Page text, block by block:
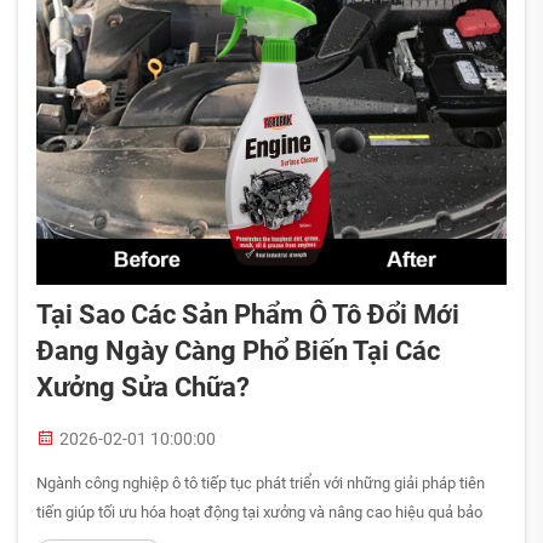
Tại Sao Các Sản Phẩm Ô Tô Đổi Mới
Đang Ngày Càng Phổ Biến Tại Các
Xưởng Sửa Chữa?
2026-02-01 10:00:00
Ngành công nghiệp ô tô tiếp tục phát triển với những giải pháp tiên
tiến giúp tối ưu hóa hoạt động tại xưởng và nâng cao hiệu quả bảo